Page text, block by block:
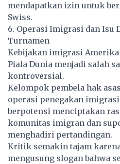
mendapatkan izin untuk
Swiss.
6. Operasi Imigrasi dan Isu
Turnamen
Kebijakan imigrasi
Piala Dunia menjadi salah
kontroversial.
Kelompok pembela hak
operasi penegakan
berpotensi menciptakan
komunitas imigran dan
menghadiri pertandingan.
Kritik semakin tajam
mengusung slogan bahwa